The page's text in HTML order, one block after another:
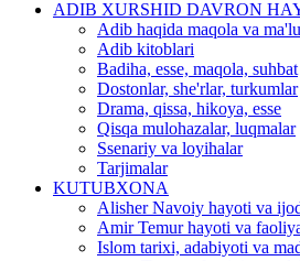
ADIB XURSHID DAVRON
Adib haqida maqola va
Adib kitoblari
Badiha, esse, maqola, suhbat
Dostonlar, she'rlar, turkumlar
Drama, qissa, hikoya, esse
Qisqa mulohazalar, luqmalar
Ssenariy va loyihalar
Tarjimalar
KUTUBXONA
Alisher Navoiy hayoti va
Amir Temur hayoti va
Islom tarixi, adabiyoti va